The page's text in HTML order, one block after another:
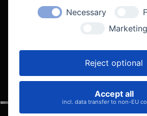
VELOCITY
Necessary
Marketing
Reject optional
Accept all
incl. data transfer to non-EU